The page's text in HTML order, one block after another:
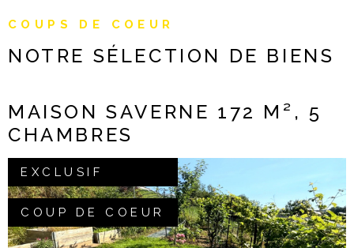
CONTACT
COUPS DE COEUR
NOTRE SÉLECTION DE BIENS
MAISON SAVERNE 172 M², 5
CHAMBRES
EXCLUSIF
COUP DE COEUR
VOIR LE BIEN